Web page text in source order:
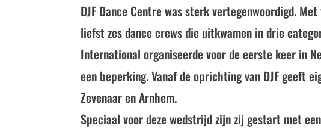
DJF Dance Centre was sterk vertegenwoordigd.
liefst zes dance crews die uitkwamen in drie
International organiseerde voor de eerste keer in
een beperking. Vanaf de oprichting van DJF geeft
Zevenaar en Arnhem.
Speciaal voor deze wedstrijd zijn zij gestart met